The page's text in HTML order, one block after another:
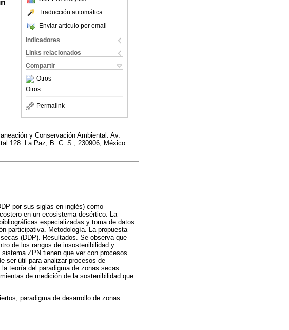
Traducción automática
Enviar artículo por email
Indicadores
Links relacionados
Compartir
Otros
Otros
Permalink
y Conservación Ambiental. Av.
128. La Paz, B. C. S., 230906, México.
por sus siglas en inglés) como
en un ecosistema desértico. La
especializadas y toma de datos
participativa. Metodología. La propuesta
(DDP). Resultados. Se observa que
de los rangos de insostenibilidad y
ZPN tienen que ver con procesos
ser útil para analizar procesos de
teoría del paradigma de zonas secas.
de medición de la sostenibilidad que
paradigma de desarrollo de zonas